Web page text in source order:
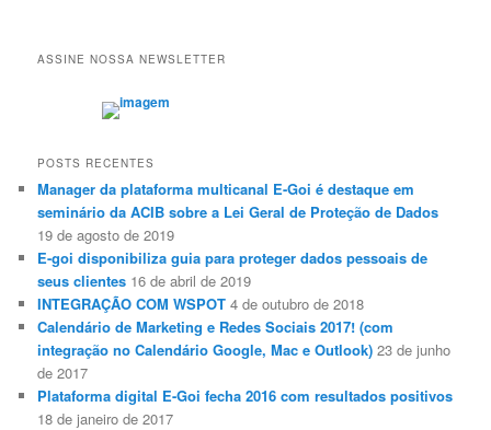
ASSINE NOSSA NEWSLETTER
POSTS RECENTES
Manager da plataforma multicanal E-Goi é destaque em
seminário da ACIB sobre a Lei Geral de Proteção de Dados
19 de agosto de 2019
E-goi disponibiliza guia para proteger dados pessoais de
seus clientes 16 de abril de 2019
INTEGRAÇÃO COM WSPOT 4 de outubro de 2018
Calendário de Marketing e Redes Sociais 2017! (com
integração no Calendário Google, Mac e Outlook) 23 de junho
de 2017
Plataforma digital E-Goi fecha 2016 com resultados positivos
18 de janeiro de 2017